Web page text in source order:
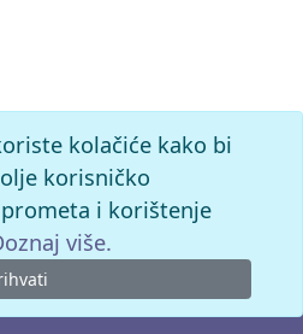
kolačiće kako bi
korisničko
i korištenje
više.
Miroslav Krleža